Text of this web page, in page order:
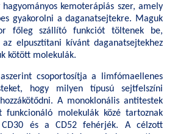
kemoterápiás szer, amely
gyakorolni a daganatsejtekre. Maguk
főleg szállító funkciót töltenek be,
elpusztítani kívánt daganatsejtekhez
kötött molekulák.
csoportosítja a limfómaellenes
hogy milyen típusú sejtfelszíni
A monoklonális antitestek
funkcionáló molekulák közé tartoznak
és a CD52 fehérjék. A célzott